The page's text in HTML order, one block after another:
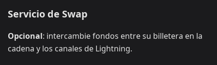
Servicio de Swap
Opcional: intercambie fondos entre su billetera en la
cadena y los canales de Lightning.